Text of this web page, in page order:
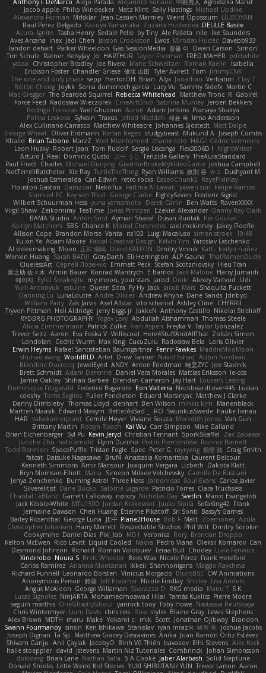
Jacob apple Philip Windecker Matz Klint Sally Hastings Michael Updike
Alexandra Forman MrIsklar Jean-Cassien Marmey Weird Oposssum LIUBOYAN
Raul Perez Delgado Kazuya Yamanaka Zuzana Hudecova DELILLE Basile
Acura .Ignite Tasha Henry Sedale Pelle by Tiny Ale Pašeta nile Ike Saunders
Aves Arcana inex Jedi Chen Jaxson Crookston Ewos Miroslav Hudec Davebb933
landon dehart Parker Wheeldon Gas SessionMedia 정율 이 Owen Carson
Simon
Tim Schulz Ratner KelsyJay Jo HARTHUR Taylor Freeman FRED MAHER prfctwhite
yataa
Christopher Bradley Joe Rivera Malte Schweitzer Roman Kaelin
Isabella
Erickson Foster Chandler Griese 修汰 山田 Tyler Avirett Tom JimmyCNX
The one and only phase sepp HectorOH Brian Alyx Jonathan Verbatim Clay T
Reiten Cheng Joykk Sonia domenech garcia Lucy Vu Sammy Sidefx Martin C
Mac Greggor The Bearded Squirrel Rebecca Whitehead Matthew Tronc R Gabirél
Force Feed Radosław Wieczorek CineArtOhio Sabrina Munley Jeroen Bekkers
Rodrigo Terrazas Yael Ghusoun Aaron Adam Jenkins Pranaya Shakya
Polina Leskova Sylvain Traxus Jehad Maddah 재윤 옥 Irma Andersson
Alex Cullinane-Carrasco Matthew Whiteacre Johannes Sjöstedt Matt Dalpé
George Wheat Oliver Erdmann Kenan Regez sludgybeast Mukund A
Joseph Combs
Khalid Brian Tabone MarzZ Well Misinformed charlie otto HAGI Cédric Vermeirre
Leon Husky Robert jean Tom Rudolf Sergio Uscanga Flex2006D !
NightWriter
Arturo J. Real Dominic Qusto ぶー うじ Tenzide Gallery TheAuraStandard
Paul Friedl Charles Michael Dunphy GremlinBrokeMyVideoGame Joshua Campbell
NotTerrellBatchelor Xie Ray TurtleTheThing Ryan Williams 政則 谷 w z
Dushyant M
Joshua Esmeralda Carl-Edwin retro rocks EasedChunk2 RayePixlrKay
Houston Gaston Danizoar NekoTux Fattma Al Lawati yewen sun Felipe Ramos
Slamuel EC Key van Thull George Clarke EightySeven Frederic Sigrist
Wilbert Schuurman Hess yuna yamamoto Derek Carlin Ben Watts RavenXXXX
Virgil Shaw Zeikomiray TeaTime Jonas Printzen Ezekiel Alexander Danny Ray Clark
BAMA Studio Anton Smit Ayman Sharaf Dusan Runtak Per Gouras
Kaitlyn Matchem
SBS Chance K Mistral Chronicles cael mckinney Jakey Floofle
Allison Cope Brandon Morse Vanta ns103 Luigi Macaluso simen stroek 19:48
Yu xin Ye Adam Moore Pascal Creative Design Kelvin Yim Yaroslav Leschenko
AI videomaking Moon 正和 綱嶋 David KALFON Dmitry Vinnik Katti keilyn nuñez
Wenxin Huang Sarah BADJI GrayDarth Eli Herrington ALP Gauna ThatRamenDude
CluelessArt Cергей Лозенко Emmett Peck Stefan Scotzniovsky Hieu Tran
新之助 佐々木 Armin Bauer Konrad Wantrych E Barrios Jack Malone Harry Jumaidi
에이지
Eylül Solakoğlu my moon, your stars Jarod Dinki Alexey Vaitvud
Udi
Yurii Antonyuk
estuine Queen Sitra Fy Hy Jack Jacob Mars Shaquita Puckett
Danning Lu LunaLoutre Andre Olivier Andrew Rhyne Dane Sands Jdnbyd
William Parry Zak Jarvis Axel Allstar vito schaniel Ashley Cline CHERRII
Tryvon Pittman Heli Aldridge jerry biggs jr JakkeN Anthony Castillo Nikolai Strelioff
RYDBRG PHOTOGRAPHY Yogev Levy Abdullah Alshammari Thomas Steele
Alicia Zimmermann Patrick Zulke Fran Aspen Freyka V Taylor Gonzalez
Trevor Seitz Aaron Eva Eoska V Williscool Here4StuffAndAllThat Zoltán Simon
Londolan
Cedric Wurm Max King CucuZulu Radosław Bela
Loris Olivier
Erwin Heyms Rafael Santisteban Baumgartner Fenrir Fawkes MaddieMooMoon
shuhao wang WorldBLD Artet Drew Tanner Navid Eshaq Aubin Nicoleau
Blandine Ducrocq JewelEyed ANDY Anton Friedman 時里ZYC Joe Stadnik
Brett Schmidt Adam Derenne Daniel Vera Morales Mattias Eriksson le-cds
Jamie Oakley Shihan Barbee Brenden Cameron Jay Hart Lourens Lessing
Dominique Fitzgerald Federico Bagarolo Eon Valterra NeckbeardLover445 Lucian
cooshy Toms Seglins Fuller Pendleton Eduard Marsinyac Matthew J Clarke
Danny Dimbleby Thomas Lloyd clenhart Ben Wilson minkis kim
Manenblack
Martten Maasik Edward Maxym BetterAsBad _ RO SwunkusSwede hauke lienau
HAR valsekamerplant Cemile Høyer Viviane Souza Meredith Jones Van Gun
Brittany Martin Robyn Roach Kai Wu Carr Simpson Mike Galland
Brian Eichenberger Syl Pu Kevin Jeryd Christian Tennant SporkSkaffel
Zac Zabawa
Junzhe Zhu nate arnold Flynn Duniho Pietro Piemontese Ronnie Barnett
Todd Bennion SpacePuffle Tristan Fogle Spec Peter G rayryeng 鸝瑩 魏 Craig Smith
fatcat Daisuke Nagasawa Bruf4 Anastasia Komaritska Laurent Belcour
Kenneth Simmons Amir Mansour Joaquim Vergara Lizbeth Dakota Klatt
Bryn Morrison-Elliott Mana Simeon Milkov Velchevsky Camille De Bastiani
Jenya Zenchenko Burning Astral Three Hats Jamonidas Soul Evans Carlos Javier
Silverelitist Dane Bucao Salomé Lagarde Patricio Torres Clara Truchsess
Chantal LeBlanc Garrett Calloway nøixzy Nicholas Day Svetlin
Marco Evangelisti
Jack Kibble-White MTU1500 Jordan Krakowski Juuso Sipilä SofaKing42 Frank
Jermaine Dawson Chen Huang Étienne Pikatoff Sri Sonti Bassy's Games
Bailey Rosenthal George Luna JEFF Plane2House Bob F Matt Zoemoney Azula
Christopher Johansen Harry Merrett Respectable Studios Phil Wilt Dmitry Sorokin
Cookymine Daniel Dias Pixi_lab MD1 Veronica Rory Brendan Droppo
Kelton McEwen Rico Levitt Liquid Cooled Nadia Pedro Viana Oleksii Komarov Can
Desmond Johnson Richard Roman Volobuev Teraa Bull Chodey Luke Fenwick
Xindrrobo Noura S Brett Wheeler Bees Wax Nicole Pérez Frank Hereford
Carlos Ramírez Arianna Montanari Ikkeii Shannonigans Maggie Raycheva
Richard Funnell Leonardo Borsten Vinicius Morgado BluntBSE CW Animations
Anonymous Person 鈴葵 Jeff Kraemer Nicole Findlay Shirley Lisa Anders
Angus McAloon George Willaman Sparazza D RKG media Manu T S K
Lucas Signoles NinjARTA Mohamedmoawad Hilal Tamás Kuklics Pierre Moore
seguin matthis OneGhastlyGhoul yannick tooy Toby Howe Nastassia Reutskaya
Chris Wintermyer Liam Davis chris reis Ross styles Blaine Gray Lewis Stephens
Alex Brown MDTH maru Make Yokami c: mik Scott Jonathan Ojibway Brandon
Swann Fourmanoy sinsin Ken Ishikawa Stanislav ryan mrazik 峻辰 朱
Joshua Jacobs
Joseph Dignan Ta Sp Matthew-Gracey Desravines Anika Juan Ramón Ortiz Estévez
Shivam Ganju Anıl Çaylak JacobyO Bình Võ Thiên bavazov Elhi Stevens Alec Keck
halle stoeppler david jstevens Martín Niz Tutoriales Combrinck
Johan Simonsson
dokiderg Brian Lane Nathan Salla S A Cooke Jaber Alarbash Solid Neptune
Donald Stooks Little Weird Kid Stories YUKI SHIBUTANI/ YUN Trevor Larson Aaron